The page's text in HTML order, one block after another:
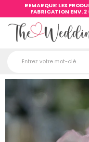
REMARQUE: LES
FABRICATION ENV.